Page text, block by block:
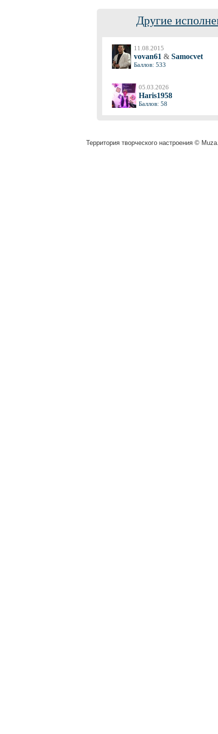
Другие
11.08.2015
vovan61 &Samocvet
Баллов: 533
05.03.2026
Haris1958
Баллов: 58
Территория творческого настроения ©